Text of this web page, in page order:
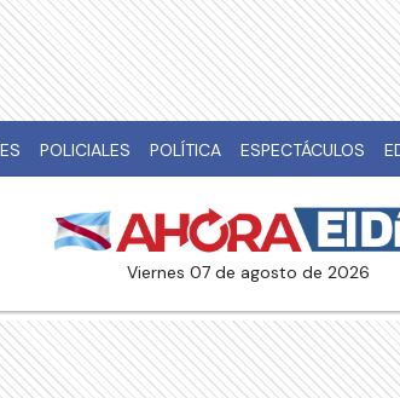
POLICIALES POLÍTICA ESPECTÁCULOS
viernes 07 de agosto de 2026